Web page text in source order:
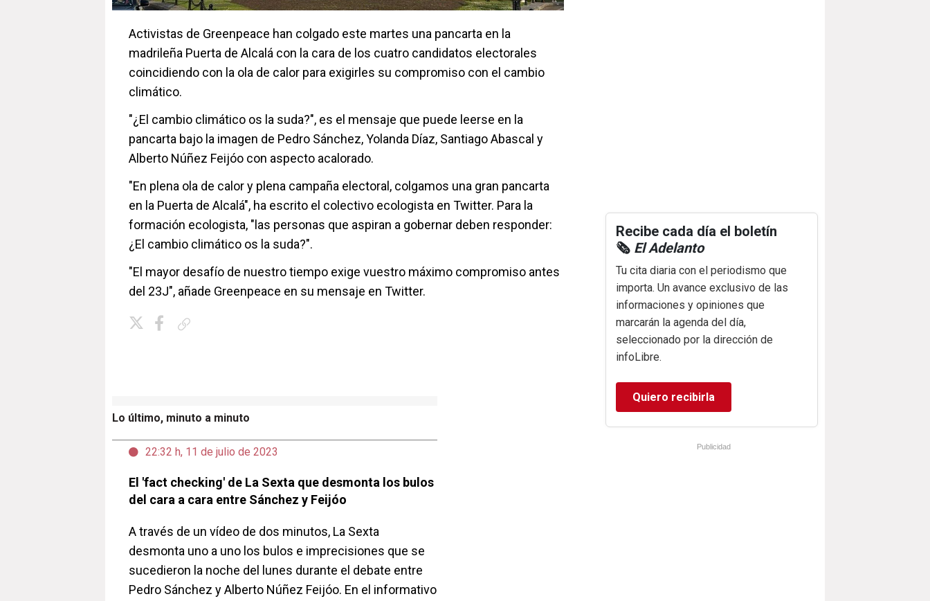
Activistas de Greenpeace han colgado este martes una pancarta en la
madrileña Puerta de Alcalá con la cara de los cuatro candidatos electorales
coincidiendo con la ola de calor para exigirles su compromiso con el cambio
climático.
"¿El cambio climático os la suda?", es el mensaje que puede leerse en la
pancarta bajo la imagen de Pedro Sánchez, Yolanda Díaz, Santiago Abascal y
Alberto Núñez Feijóo con aspecto acalorado.
"En plena ola de calor y plena campaña electoral, colgamos una gran pancarta
en la Puerta de Alcalá", ha escrito el colectivo ecologista en Twitter. Para la
formación ecologista, "las personas que aspiran a gobernar deben responder:
¿El cambio climático os la suda?".
"El mayor desafío de nuestro tiempo exige vuestro máximo compromiso antes
del 23J", añade Greenpeace en su mensaje en Twitter.
Lo último, minuto a minuto
22:32 h, 11 de julio de 2023
El 'fact checking' de La Sexta que desmonta los bulos
del cara a cara entre Sánchez y Feijóo
A través de un vídeo de dos minutos, La Sexta
desmonta uno a uno los bulos e imprecisiones que se
sucedieron la noche del lunes durante el debate entre
Pedro Sánchez y Alberto Núñez Feijóo. En el informativo
Recibe cada día el boletín
🗞️ El Adelanto
Tu cita diaria con el periodismo que
importa. Un avance exclusivo de las
informaciones y opiniones que
marcarán la agenda del día,
seleccionado por la dirección de
infoLibre.
Quiero recibirla
Publicidad